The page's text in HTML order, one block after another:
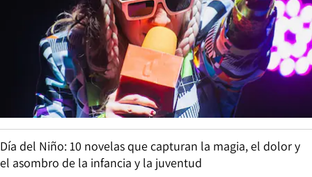
Día del Niño: 10 novelas que capturan la magia, el dolor y
el asombro de la infancia y la juventud